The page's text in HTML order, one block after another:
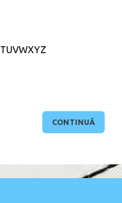
TUVWXYZ
CONTINUĂ